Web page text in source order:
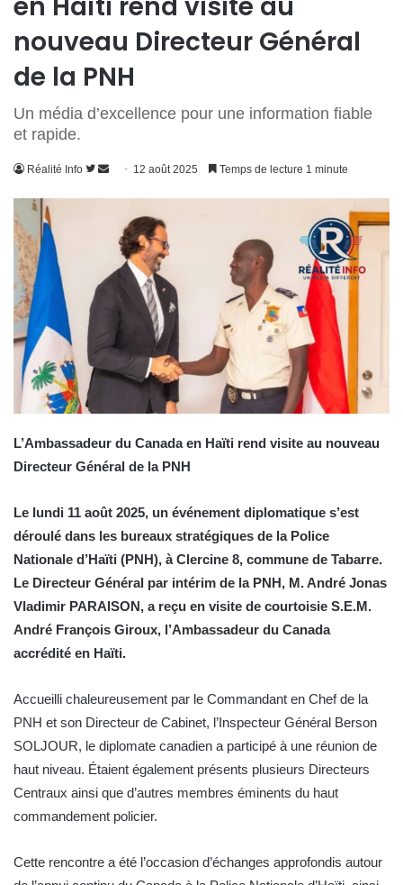
nouveau Directeur Général
de la PNH
Un média d’excellence pour une information fiable
et rapide.
Réalité Info
Suivre
Envoyer12 août 2025 Temps de lecture 1 minute
L’Ambassadeur du Canada en Haïti rend visite au nouveau
Directeur Général de la PNH
Le lundi 11 août 2025, un événement diplomatique s’est
déroulé dans les bureaux stratégiques de la Police
Nationale d’Haïti (PNH), à Clercine 8, commune de Tabarre.
Le Directeur Général par intérim de la PNH, M. André Jonas
Vladimir PARAISON, a reçu en visite de courtoisie S.E.M.
André François Giroux, l’Ambassadeur du Canada
accrédité en Haïti.
Accueilli chaleureusement par le Commandant en Chef de la
PNH et son Directeur de Cabinet, l’Inspecteur Général Berson
SOLJOUR, le diplomate canadien a participé à une réunion de
haut niveau. Étaient également présents plusieurs Directeurs
Centraux ainsi que d’autres membres éminents du haut
commandement policier.
Cette rencontre a été l’occasion d’échanges approfondis autour